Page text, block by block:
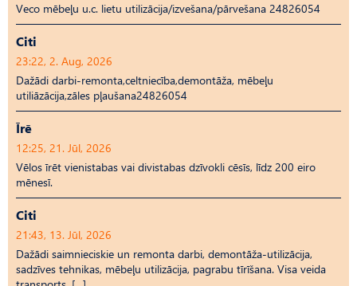
Veco mēbeļu u.c. lietu utilizācija/izvešana/pārvešana 24826054
Citi
23:22, 2. Aug, 2026
Dažādi darbi-remonta,celtniecība,demontāža, mēbeļu
utiliāzācija,zāles pļaušana24826054
Īrē
12:25, 21. Jūl, 2026
Vēlos īrēt vienistabas vai divistabas dzīvokli cēsīs, līdz 200 eiro
mēnesī.
Citi
21:43, 13. Jūl, 2026
Dažādi saimnieciskie un remonta darbi, demontāža-utilizācija,
sadzīves tehnikas, mēbeļu utilizācija, pagrabu tīrīšana. Visa veida